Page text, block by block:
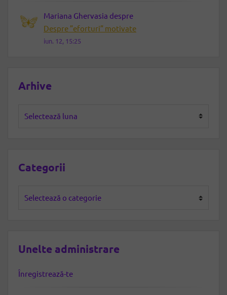
Mariana Ghervasia despre
Despre ”eforturi” motivate
iun. 12, 15:25
Arhive
Categorii
Unelte administrare
Înregistrează-te